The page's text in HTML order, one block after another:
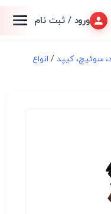
ورود / ثبت نام
سوئیچ، کیپد/ انواع